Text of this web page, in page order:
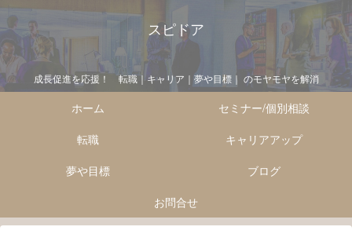
スピドア
成長促進を応援！ 転職｜キャリア｜夢や目標｜ のモヤモヤを解消
ホーム
セミナー/個別相談
転職
キャリアアップ
夢や目標
ブログ
お問合せ